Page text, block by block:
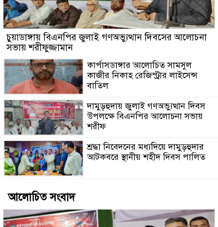
চুয়াডাঙ্গায় বিএনপির জুলাই গণঅভ্যুত্থান দিবসের আলোচনা
সভায় শরীফুজ্জামান
কার্পাসডাঙ্গার আলোচিত সামসুল
কাজীর নিকাহ রেজিস্ট্রার লাইসেন্স
বাতিল
দামুড়হুদায় জুলাই গণঅভ্যুত্থান দিবস
উপলক্ষে বিএনপির আলোচনা সভায়
শরীফ
শ্রদ্ধা নিবেদনের মধ্যদিয়ে দামুড়হুদার
আটকবরে স্থানীয় শহীদ দিবস পালিত
আলোচিত সংবাদ